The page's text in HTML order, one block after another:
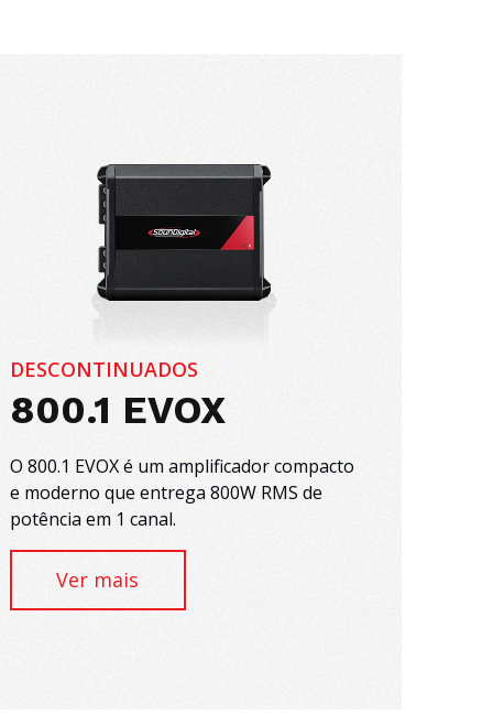
DESCONTINUADOS
800.1 EVOX
O 800.1 EVOX é um amplificador compacto
e moderno que entrega 800W RMS de
potência em 1 canal.
Ver mais